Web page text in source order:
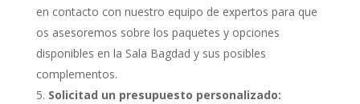
en contacto con nuestro equipo de expertos para que
os asesoremos sobre los paquetes y opciones
disponibles en la Sala Bagdad y sus posibles
complementos.
Solicitad un presupuesto personalizado: